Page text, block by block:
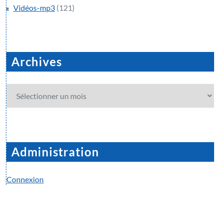
Vidéos-mp3 (121)
Archives
Archives
Administration
Connexion